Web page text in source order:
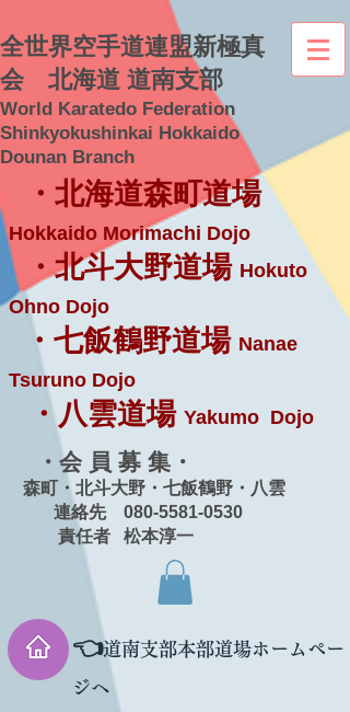
全世界空手道連盟新極真
会 北海道 道南支部
World Karatedo Federation
Shinkyokushinkai Hokkaido
Dounan Branch
・北海道森町道場
Hokkaido Morimachi Dojo
・北斗大野道場 Hokuto
Ohno Dojo
・七飯鶴野道場 Nanae
Tsuruno Dojo
・八雲道場 Yakumo Dojo
・会 員 募 集・
森町・北斗大野・七飯鶴野・八雲
連絡先 080-5581-0530
責任者 松本淳一
👈道南支部本部道場ホームペー
ジへ